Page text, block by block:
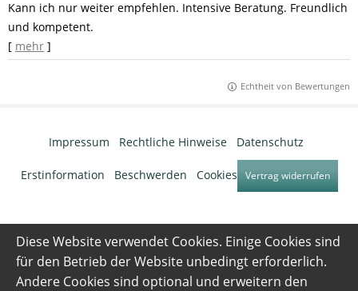
Kann ich nur weiter empfehlen. Intensive Beratung. Freundlich
und kompetent.
[ mehr ]
Echtheit von Bewertungen
Impressum Rechtliche Hinweise· Datenschutz
Erstinformation Beschwerden Cookies Vertrag widerrufen
Diese Website verwendet Cookies. Einige Cookies sind
für den Betrieb der Website unbedingt erforderlich.
Andere Cookies sind optional und erweitern den